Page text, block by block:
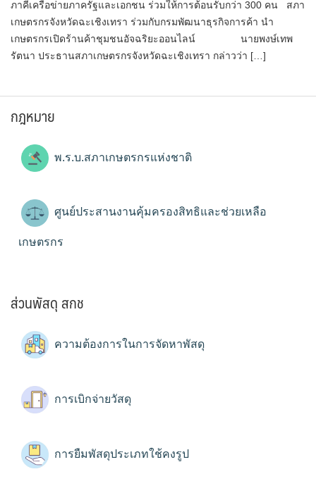
ภาคีเครือข่ายภาครัฐและเอกชน ร่วมให้การต้อนรับกว่า 300 คน สภา
เกษตรกรจังหวัดฉะเชิงเทรา ร่วมกับ​กรมพัฒนาธุรกิจการค้า นำ
เกษตรกรเปิดร้านค้าชุมชนอัจฉริยะออนไลน์ นายพงษ์เทพ
รัตนา ประธานสภาเกษตรกรจังหวัดฉะเชิงเทรา กล่าวว่า […]
กฎหมาย
พ.ร.บ.สภาเกษตรกรแห่งชาติ
ศูนย์ประสานงานคุ้มครองสิทธิและช่วยเหลือ
เกษตรกร
ส่วนพัสดุ สกช
ความต้องการในการจัดหาพัสดุ
การเบิกจ่ายวัสดุ
การยืมพัสดุประเภทใช้คงรูป